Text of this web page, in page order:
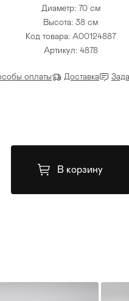
Диаметр: 70 см
Высота: 38 см
Код товара: A00124887
Артикул: 4878
оплаты Доставка
В корзину